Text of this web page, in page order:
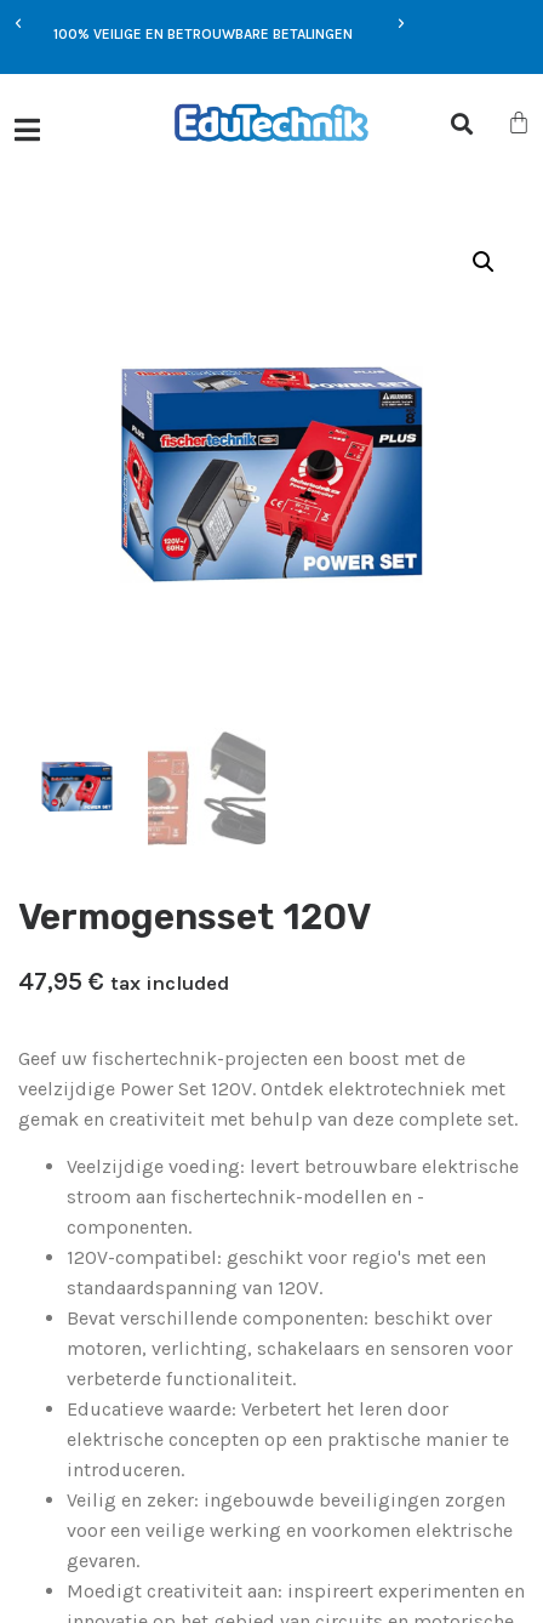
100% VEILIGE EN BETROUWBARE BETALINGEN
EXCLUSIEVE
Vermogensset 120V
47,95 ​€ tax included
Geef uw fischertechnik-projecten een boost met de
veelzijdige Power Set 120V. Ontdek elektrotechniek met
gemak en creativiteit met behulp van deze complete set.
Veelzijdige voeding: levert betrouwbare elektrische
stroom aan fischertechnik-modellen en -
componenten.
120V-compatibel: geschikt voor regio's met een
standaardspanning van 120V.
Bevat verschillende componenten: beschikt over
motoren, verlichting, schakelaars en sensoren voor
verbeterde functionaliteit.
Educatieve waarde: Verbetert het leren door
elektrische concepten op een praktische manier te
introduceren.
Veilig en zeker: ingebouwde beveiligingen zorgen
voor een veilige werking en voorkomen elektrische
gevaren.
Moedigt creativiteit aan: inspireert experimenten en